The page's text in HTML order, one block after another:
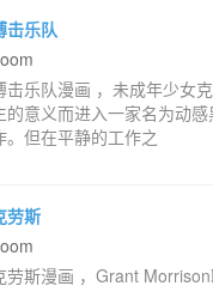
击乐队
击乐队漫画 ，未成年少女
的意义而进入一家名为动
。但在平静的工作之
劳斯
劳斯漫画 ，Grant